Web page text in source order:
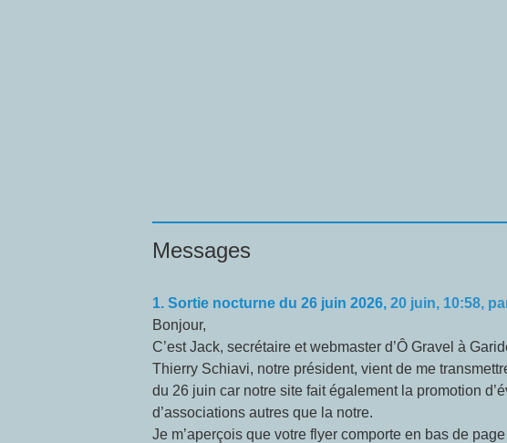
Messages
1. Sortie nocturne du 26 juin 2026,20 juin, 10:58,
Bonjour,
C’est Jack, secrétaire et webmaster d’Ô Gravel à
Thierry Schiavi, notre président, vient de me
du 26 juin car notre site fait également la promotion
d’associations autres que la notre.
Je m’aperçois que votre flyer comporte en bas de